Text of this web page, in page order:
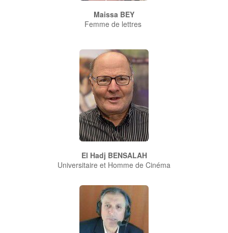
Maissa BEY
Femme de lettres
El Hadj BENSALAH
Universitaire et Homme de Cinéma